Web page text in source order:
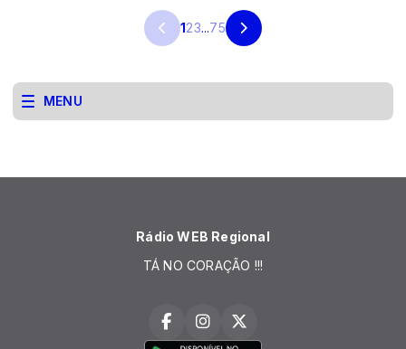
123...75
MENU
Rádio WEB Regional
TÁ NO CORAÇÃO !!!